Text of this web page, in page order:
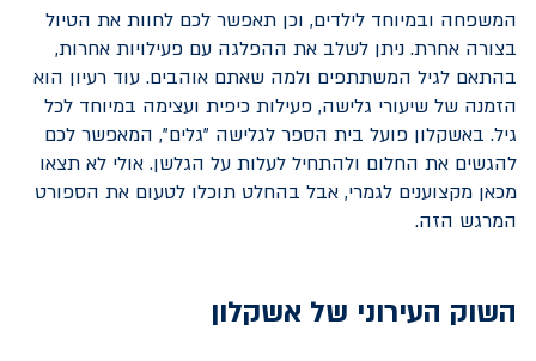
המשפחה ובמיוחד לילדים, וכן תאפשר לכם לחוות את הטיול
בצורה אחרת. ניתן לשלב את ההפלגה עם פעילויות אחרות,
בהתאם לגיל המשתתפים ולמה שאתם אוהבים. עוד רעיון הוא
הזמנה של שיעורי גלישה, פעילות כיפית ועצימה במיוחד לכל
גיל. באשקלון פועל בית הספר לגלישה "גלים", המאפשר לכם
להגשים את החלום ולהתחיל לעלות על הגלשן. אולי לא תצאו
מכאן מקצוענים לגמרי, אבל בהחלט תוכלו לטעום את הספורט
המרגש הזה.
השוק העירוני של אשקלון